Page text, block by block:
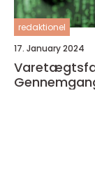
redaktionel
17. January 2024